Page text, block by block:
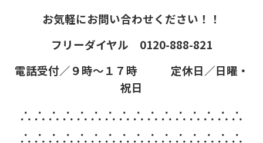
お気軽にお問い合わせください！！
フリーダイヤル 0120-888-821
電話受付／９時～１７時 定休日／日曜・
祝日
∴∴∴∴∴∴∴∴∴∴∴∴∴∴∴∴
∴∴∴∴∴∴∴∴∴∴∴∴∴∴∴∴